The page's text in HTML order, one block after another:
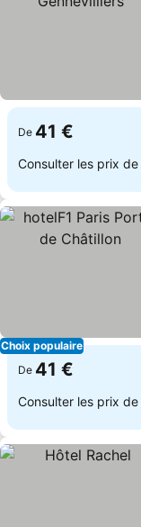
De 41 €
Consulter les prix de
Choix populaire
De 41 €
Consulter les prix de